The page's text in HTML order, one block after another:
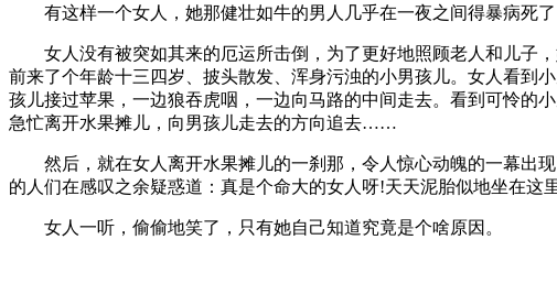
有这样一个女人，她那健壮如牛的男人几乎在一夜之间得暴病死了
女人没有被突如其来的厄运所击倒，为了更好地照顾老人和儿子，
前来了个年龄十三四岁、披头散发、浑身污浊的小男孩儿。女人看到
孩儿接过苹果，一边狼吞虎咽，一边向马路的中间走去。看到可怜的
急忙离开水果摊儿，向男孩儿走去的方向追去……
然后，就在女人离开水果摊儿的一刹那，令人惊心动魄的一幕出现
的人们在感叹之余疑惑道：真是个命大的女人呀!天天泥胎似地坐在这
女人一听，偷偷地笑了，只有她自己知道究竟是个啥原因。